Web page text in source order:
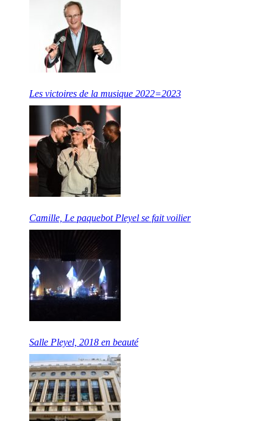
Les victoires de la musique 2022=2023
Camille, Le paquebot Pleyel se fait voilier
Salle Pleyel, 2018 en beauté